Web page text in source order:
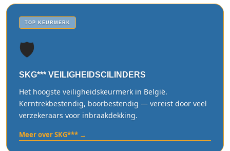
TOP KEURMERK
🛡️
SKG*** VEILIGHEIDSCILINDERS
Het hoogste veiligheidskeurmerk in België.
Kerntrekbestendig, boorbestendig — vereist door veel
verzekeraars voor inbraakdekking.
Meer over SKG*** →